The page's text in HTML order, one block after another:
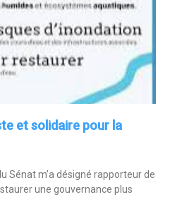
et solidaire pour la
Sénat m’a désigné rapporteur de
une gouvernance plus